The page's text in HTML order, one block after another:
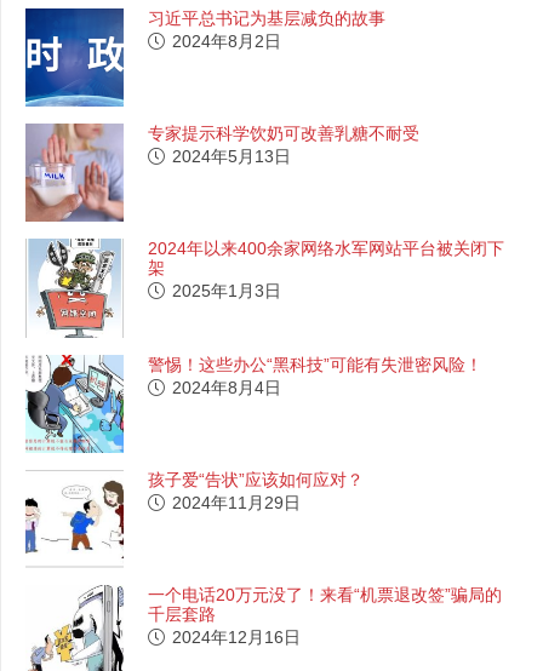
习近平总书记为基层减负的故事
2024年8月2日
专家提示科学饮奶可改善乳糖不耐受
2024年5月13日
2024年以来400余家网络水军网站平台被关闭下
架
2025年1月3日
警惕！这些办公“黑科技”可能有失泄密风险！
2024年8月4日
孩子爱“告状”应该如何应对？
2024年11月29日
一个电话20万元没了！来看“机票退改签”骗局的
千层套路
2024年12月16日